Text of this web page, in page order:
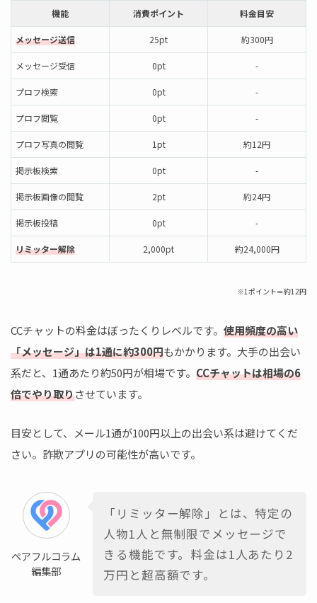
機能 消費ポイント 料金目安
メッセージ送信 25pt 約300円
メッセージ受信 0pt -
プロフ検索 0pt -
プロフ閲覧 0pt -
プロフ写真の閲覧 1pt 約12円
掲示板検索 0pt -
掲示板画像の閲覧 2pt 約24円
掲示板投稿 0pt -
リミッター解除 2,000pt 約24,000円
※1ポイント＝約12円
CCチャットの料金はぼったくりレベルです。 使用頻度の高い
「メッセージ」は1通に約300円もかかります。大手の出会い
系だと、1通あたり約50円が相場です。 CCチャットは相場の6
倍でやり取りさせています。
目安として、メール1通が100円以上の出会い系は避けてくだ
さい。詐欺アプリの可能性が高いです。
ペアフルコラム
編集部
「リミッター解除」とは、特定の
人物1人と無制限でメッセージで
きる機能です。料金は1人あたり2
万円と超高額です。